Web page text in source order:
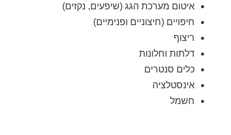
איטום מערכת הגג (שיפעים, נקזים)
חיפויים (חיצוניים ופנימיים)
ריצוף
דלתות וחלונות
כלים סנטרים
אינסטלציה
חשמל